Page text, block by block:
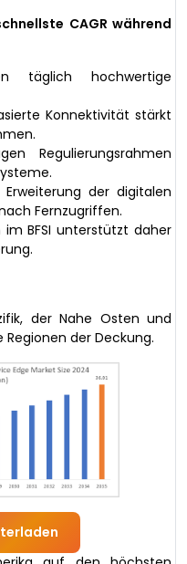
CAGR während
täglich hochwertige
Konnektivität stärkt
Regulierungsrahmen
der digitalen
Fernzugriffen.
BFSI unterstützt daher
der Nahe Osten und
der Deckung.